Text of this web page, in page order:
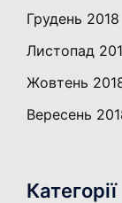
Грудень 2018
Листопад
Жовтень
Вересень
Категорії